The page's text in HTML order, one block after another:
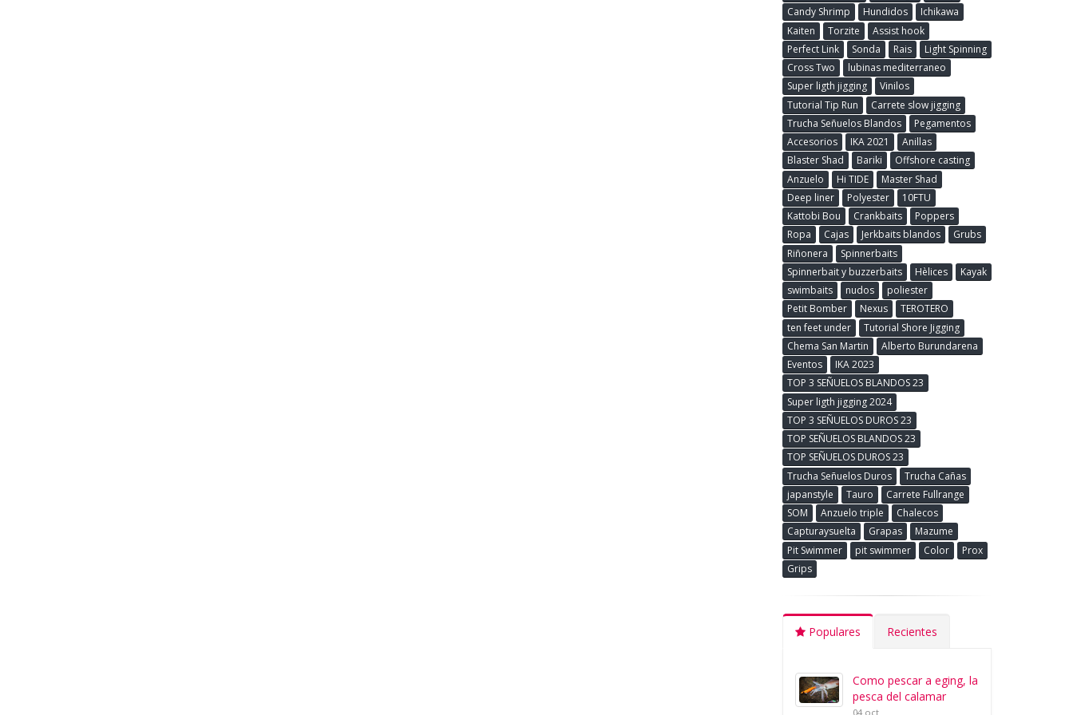
Candy Shrimp
Hundidos
Ichikawa
Kaiten
Torzite
Assist hook
Perfect Link
Sonda Rais
Light Spinning
Cross Two
lubinas mediterraneo
Super ligth jigging
Vinilos
Tutorial Tip Run
Carrete slow jigging
Trucha Señuelos Blandos
Pegamentos
Accesorios
IKA 2021
Anillas
Blaster Shad
Bariki
Offshore casting
Anzuelo
Hi TIDE
Master Shad
Deep liner
Polyester
10FTU
Kattobi Bou
Crankbaits
Poppers
Ropa
Cajas Jerkbaits blandos
Grubs
Riñonera
Spinnerbaits
Spinnerbait y buzzerbaits
Hèlices
Kayak
swimbaits
nudos
poliester
Petit Bomber
Nexus
TEROTERO
ten feet under
Tutorial Shore Jigging
Chema San Martin
Alberto Burundarena
Eventos
IKA 2023
TOP 3 SEÑUELOS BLANDOS 23
Super ligth jigging 2024
TOP 3 SEÑUELOS DUROS 23
TOP SEÑUELOS BLANDOS 23
TOP SEÑUELOS DUROS 23
Trucha Señuelos Duros
Trucha Cañas
japanstyle
Tauro
Carrete Fullrange
SOM
Anzuelo triple
Chalecos
Capturaysuelta
Grapas
Mazume
Pit Swimmer
pit swimmer Color
Prox
Grips
Populares Recientes
Como pescar a eging, la
pesca del calamar
04 oct